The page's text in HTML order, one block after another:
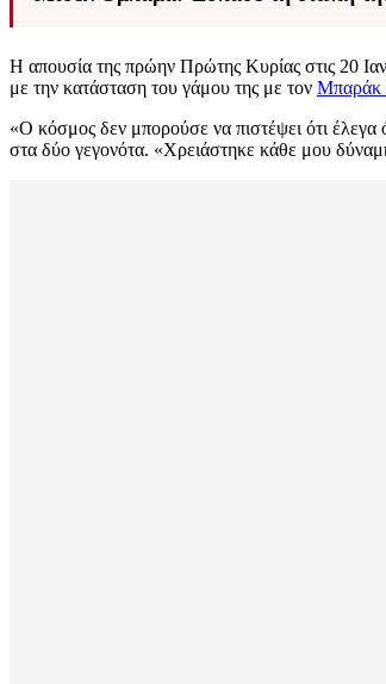
Η απουσία της πρώην Πρώτης Κυρίας στις 20
με την κατάσταση του γάμου της με τον Μπαράκ
«Ο κόσμος δεν μπορούσε να πιστέψει ότι έλεγα
στα δύο γεγονότα. «Χρειάστηκε κάθε μου